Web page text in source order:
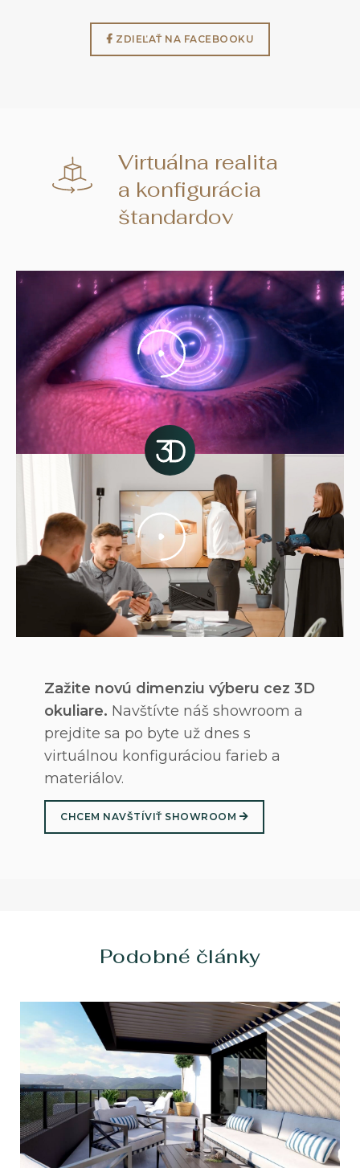
ZDIEĽAŤ NA FACEBOOKU
Virtuálna realita
a konfigurácia
štandardov
Zažite novú dimenziu výberu cez 3D
okuliare. Navštívte náš showroom a
prejdite sa po byte už dnes s
virtuálnou konfiguráciou farieb a
materiálov.
CHCEM NAVŠTÍVIŤ SHOWROOM
Podobné články